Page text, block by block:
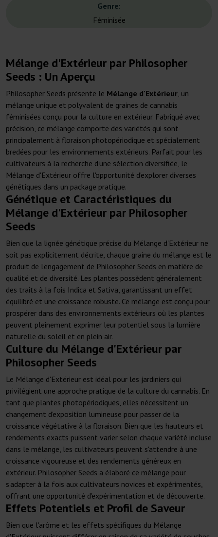
Genre:
Féminisée
Mélange d'Extérieur par Philosopher
Seeds : Un Aperçu
Philosopher Seeds présente le Mélange d'Extérieur, un
mélange unique et polyvalent de graines de cannabis
féminisées conçu pour la culture en extérieur. Fabriqué avec
précision, ce mélange comporte des variétés qui sont
principalement à floraison photopériodique et spécialement
bredées pour les environnements extérieurs. Parfait pour les
cultivateurs à la recherche d'une sélection diversifiée, le
Mélange d'Extérieur offre l'opportunité d'explorer diverses
génétiques dans un package pratique.
Génétique et Caractéristiques du
Mélange d'Extérieur par Philosopher
Seeds
Bien que la lignée génétique précise du Mélange d'Extérieur ne
soit pas explicitement décrite, chaque graine du mélange est le
produit de l'engagement de Philosopher Seeds en matière de
qualité et de diversité. Les plantes possèdent généralement
des traits à la fois Indica et Sativa, garantissant un effet
équilibré et une croissance robuste. Ce mélange est conçu pour
prospérer dans des environnements extérieurs où les plantes
peuvent pleinement exprimer leur potentiel sous la lumière
naturelle du soleil et en plein air.
Culture du Mélange d'Extérieur par
Philosopher Seeds
Le Mélange d'Extérieur est idéal pour les jardiniers qui
privilégient une approche pratique de la culture du cannabis. En
tant que plantes photopériodiques, elles nécessitent un
changement d'exposition lumineuse pour passer de la
croissance végétative à la floraison. Bien que les hauteurs et
rendements exacts puissent varier selon chaque variété incluse
dans le mélange, les cultivateurs peuvent s'attendre à une
croissance vigoureuse et des rendements généreux en
extérieur. Philosopher Seeds a élaboré ce mélange pour
s'adapter à la fois aux cultivateurs novices et expérimentés,
offrant une opportunité d'expérimentation et de découverte.
Effets Potentiels et Profil de Saveur
Bien que l'arôme et les effets spécifiques du Mélange